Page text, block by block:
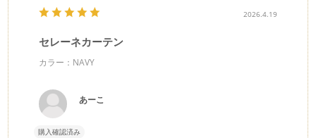
2026.4.19
セレーネカーテン
カラー：NAVY
あーこ
購入確認済み